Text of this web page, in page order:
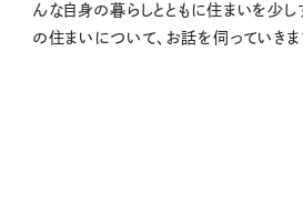
んな自身の暮らしとともに住まいを少
の住まいについて、お話を伺っていきま